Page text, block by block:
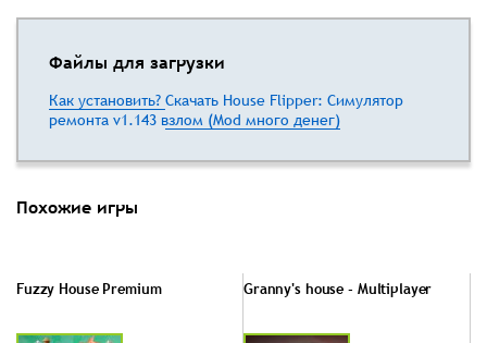
Файлы для загрузки
Как установить? Скачать House Flipper: Симулятор
ремонта v1.143 взлом (Mod много денег)
Похожие игры
Fuzzy House Premium Granny's house - Multiplayer